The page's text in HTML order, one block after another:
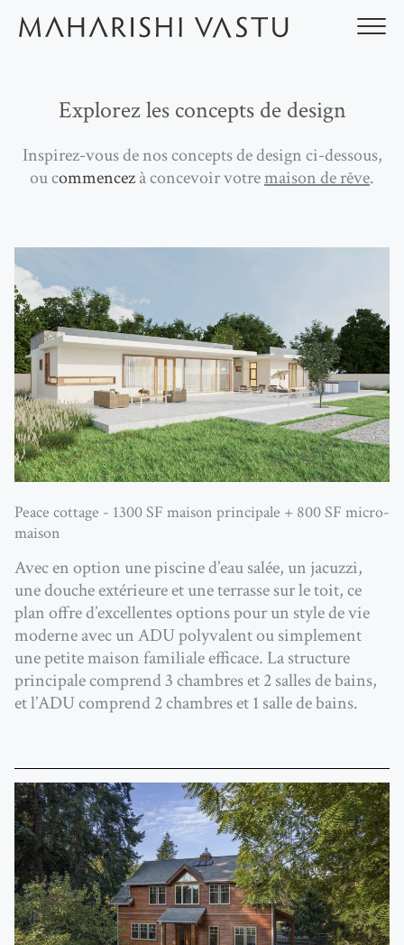
Explorez les concepts de design
Inspirez-vous de nos concepts de design ci-dessous,
ou commencezà concevoir votremaison de rêve.
Peace cottage - 1300 SF maison principale + 800 SF micro-
maison
Avec en option une piscine d’eau salée, un jacuzzi,
une douche extérieure et une terrasse sur le toit, ce
plan offre d’excellentes options pour un style de vie
moderne avec un ADU polyvalent ou simplement
une petite maison familiale efficace. La structure
principale comprend 3 chambres et 2 salles de bains,
et l’ADU comprend 2 chambres et 1 salle de bains.